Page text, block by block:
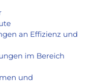
an Effizienz und
im Bereich
und